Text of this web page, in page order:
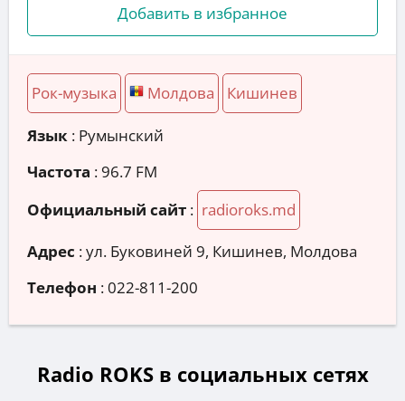
Добавить в избранное
Рок-музыка Молдова Кишинев
Язык : Румынский
Частота : 96.7 FM
Официальный сайт : radioroks.md
Адрес :ул. Буковиней 9, Кишинев, Молдова
Телефон :022-811-200
Radio ROKS в социальных сетях